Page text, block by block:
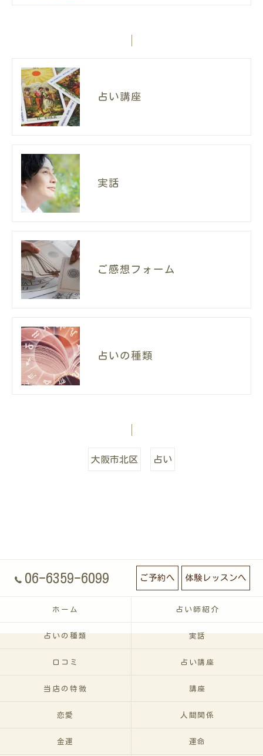
占い講座
実話
ご感想フォーム
占いの種類
大阪市北区 占い
06-6359-6099 ご予約へ 体験レッスンへ
ホーム 占い師紹介
占いの種類 実話
口コミ 占い講座
当店の特徴 講座
恋愛 人間関係
金運 運命